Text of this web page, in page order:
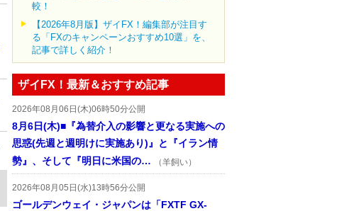
較！
【2026年8月版】ザイFX！編集部が注目す
る「FXのキャンペーンおすすめ10選」を、
記事で詳しく紹介！
ザイFX！最新＆おすすめ記事
2026年08月06日(木)06時50分公開
8月6日(木)■『為替介入の影響と更なる実施への
思惑(先週と週明けに実施あり)』と『イラン情
勢』、そして『明日に米国の…
（羊飼い）
2026年08月05日(水)13時56分公開
ゴールデンウェイ・ジャパンは「FXTF GX-